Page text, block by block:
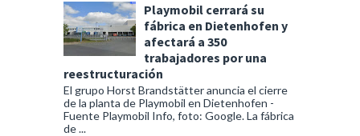
Playmobil cerrará su
fábrica en Dietenhofen y
afectará a 350
trabajadores por una
reestructuración
El grupo Horst Brandstätter anuncia el cierre
de la planta de Playmobil en Dietenhofen -
Fuente Playmobil Info, foto: Google. La fábrica
de ...